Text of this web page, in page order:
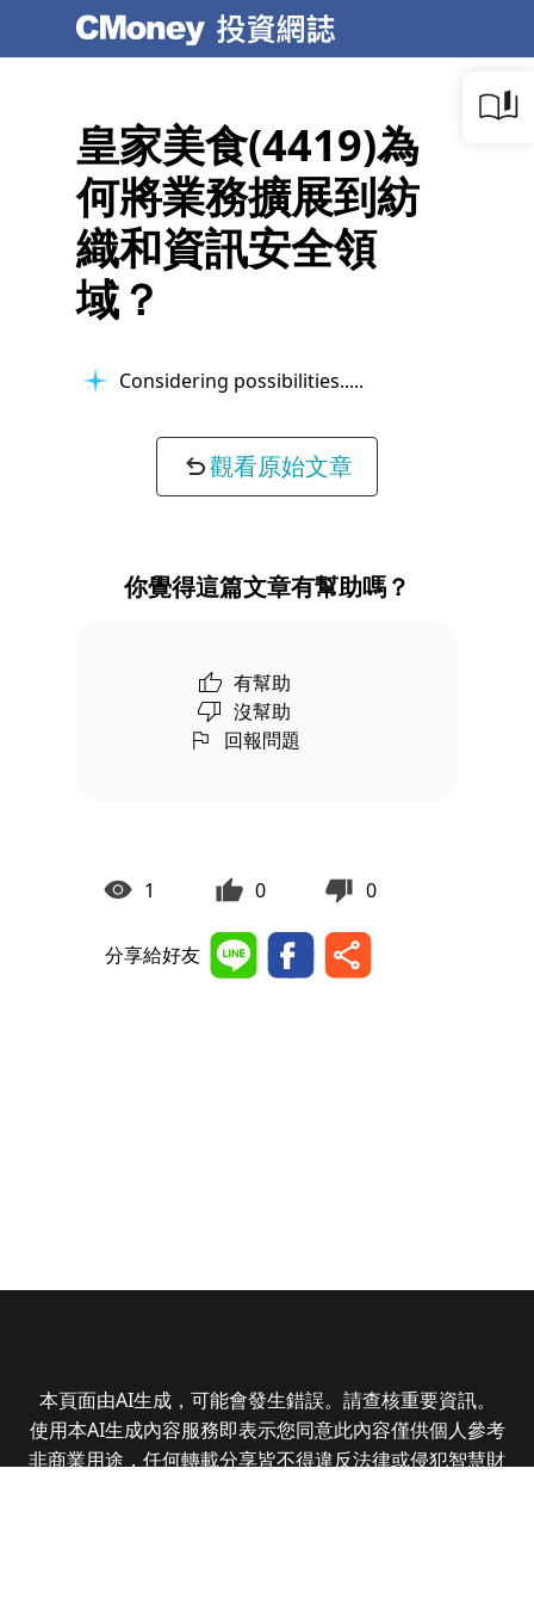
皇家美食(4419)為
何將業務擴展到紡
織和資訊安全領
域？
Considering possibilities...
觀看原始文章
你覺得這篇文章有幫助嗎？
有幫助
沒幫助
回報問題
1 0 0
分享給好友
本頁面由AI生成，可能會發生錯誤。請查核重要資訊。
使用本AI生成內容服務即表示您同意此內容僅供個人參考
非商業用途，任何轉載分享皆不得違反法律或侵犯智慧財